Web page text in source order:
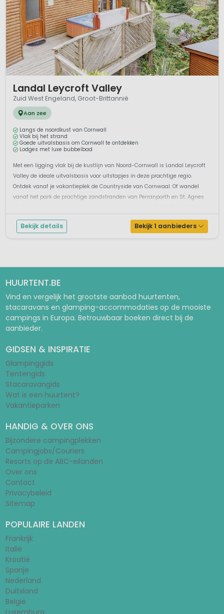
Landal Leycroft Valley
Zuid West Engeland, Groot-Brittannië
Aan zee
Langs de noordkust van Cornwall
Vlak bij het strand
Goede uitvalsbasis om Cornwall te ontdekken
Lodges met luxe bubbelbad
Met een ligging vlak bij de kustlijn van Noord-Cornwall is Landal Leycroft
Valley de ideale uitvalsbasis voor uitstapjes in deze prachtige regio.
Ontdek vanaf je vakantieplek de Countryside van Cornwaal. Of wandel
vanaf het park de prachtige zandstranden van Perranporth en St. Agnes
Bekijk details Bekijk 1 aanbieders
HUURTENT.BE
Vind en vergelijk het grootste aanbod huurtenten,
stacaravans en glamping-accommodaties op de mooiste
campings in Europa. Betrouwbaar boeken direct bij de
aanbieder.
GIDSEN & INSPIRATIE
Glampinggids
Tentengids
Stacaravangids
Wat is een huurtent?
Vakantieparken
HANDIG & OVER ONS
Bijzondere campingplekken
Campingjobs/Couriers
Resorts op de ABC-eilanden
Over ons
Contact
Privacybeleid
Sitemap
POPULAIRE LANDEN
Frankrijk
Italië
Kroatië
Spanje
Nederland
Duitsland
België